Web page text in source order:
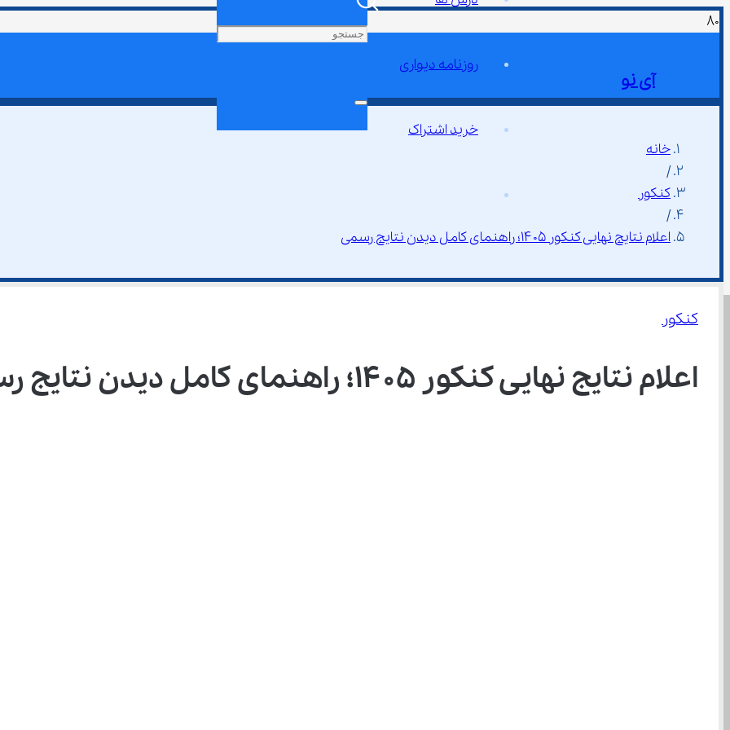
آی نو
روزنامه دیواری
خرید اشتراک
خانه
/
کنکور
/
اعلام نتایج نهایی کنکور ۱۴۰۵؛ راهنمای کامل دیدن نتایج رسمی
کنکور
اعلام نتایج نهایی کنکور ۱۴۰۵؛ راهنمای کامل دیدن نتایج رسمی